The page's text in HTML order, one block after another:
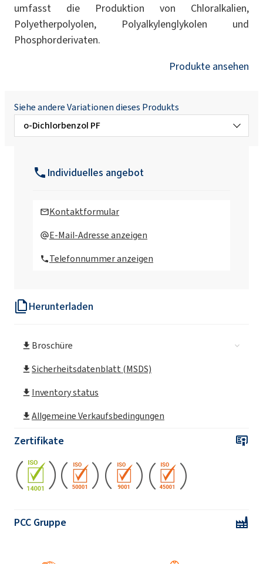
Herunterladen
Broschüre
Sicherheitsdatenblatt (MSDS)
Inventory status
Allgemeine Verkaufsbedingungen
Zertifikate
PCC Gruppe
umfasst die Produktion von Chloralkalien,
Polyetherpolyolen, Polyalkylenglykolen und
Phosphorderivaten.
Produkte ansehen
Siehe andere Variationen dieses Produkts
o-Dichlorbenzol PF
Individuelles angebot
Kontaktformular
E-Mail-Adresse anzeigen
Telefonnummer anzeigen